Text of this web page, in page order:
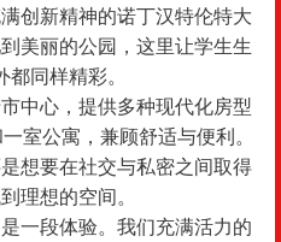
创新精神的诺丁汉特伦特大
美丽的公园，这里让学生生
同样精彩。
中心，提供多种现代化房型
室公寓，兼顾舒适与便利。
想要在社交与私密之间取得
理想的空间。
一段体验。我们充满活力的